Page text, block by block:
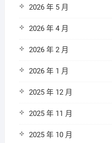
2026 年 5 月
2026 年 4 月
2026 年 2 月
2026 年 1 月
2025 年 12 月
2025 年 11 月
2025 年 10 月